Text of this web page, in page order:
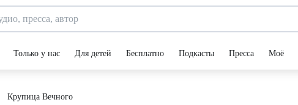
Только у нас Для детей Бесплатно Подкасты Пресса Моё
Крупица Вечного